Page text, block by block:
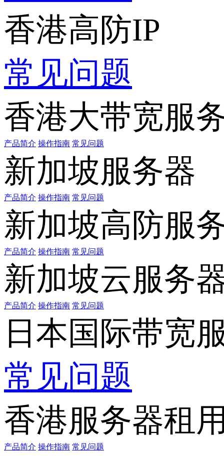
香港高防IP
常见问题
香港大带宽服
产品简介 操作指南 常见问题
新加坡服务器
产品简介 操作指南 常见问题
新加坡高防服
产品简介 操作指南 常见问题
新加坡云服务
产品简介 操作指南 常见问题
日本国际带宽
常见问题
香港服务器租
产品简介 操作指南 常见问题